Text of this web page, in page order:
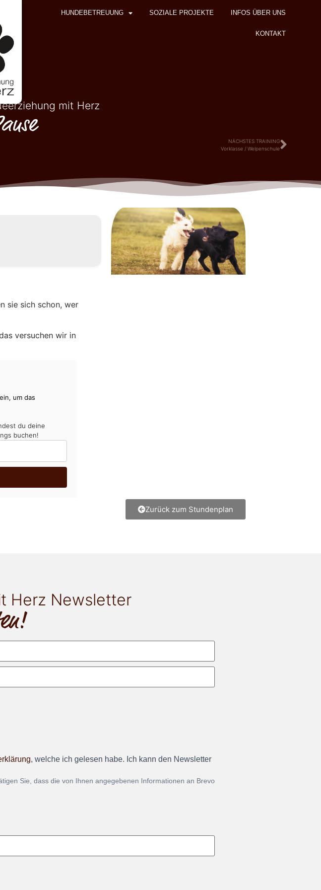
HUNDEBETREUUNG SOZIALE PROJEKTE INFOS ÜBER UNS
KONTAKT
mit Herz
NÄCHSTES TRAINING
Vorklasse / Welpenschule
sie sich schon, wer
versuchen wir in
um das
du deine
buchen!
Zurück zum Stundenplan
Herz Newsletter
, welche ich gelesen habe. Ich kann den Newsletter
Sie, dass die von Ihnen angegebenen Informationen an Brevo